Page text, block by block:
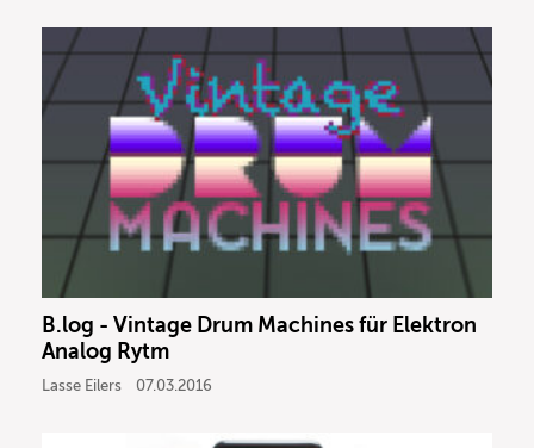
B.log - Vintage Drum Machines für Elektron
Analog Rytm
Lasse Eilers 07.03.2016